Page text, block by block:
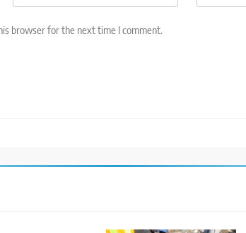
browser for the next time I comment.